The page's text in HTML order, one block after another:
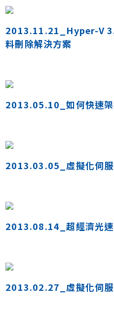
2013.11.21_Hyper-V
料刪除解決方案
2013.05.10_如何快速
2013.03.05_虛擬化伺
2013.08.14_超經濟光
2013.02.27_虛擬化伺